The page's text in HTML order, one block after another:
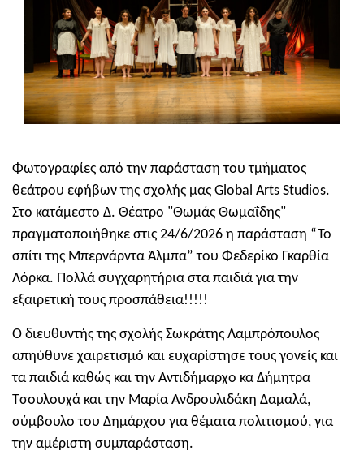
Φωτογραφίες από την παράσταση του τμήματος
θεάτρου εφήβων της σχολής μας Global Arts Studios.
Στο κατάμεστο Δ. Θέατρο "Θωμάς Θωμαΐδης"
πραγματοποιήθηκε στις 24/6/2026 η παράσταση “Το
σπίτι της Μπερνάρντα Άλμπα” του Φεδερίκο Γκαρθία
Λόρκα. Πολλά συγχαρητήρια στα παιδιά για την
εξαιρετική τους προσπάθεια!!!!!
Ο διευθυντής της σχολής Σωκράτης Λαμπρόπουλος
απηύθυνε χαιρετισμό και ευχαρίστησε τους γονείς και
τα παιδιά καθώς και την Αντιδήμαρχο κα Δήμητρα
Τσουλουχά και την Μαρία Ανδρουλιδάκη Δαμαλά,
σύμβουλο του Δημάρχου για θέματα πολιτισμού, για
την αμέριστη συμπαράσταση.